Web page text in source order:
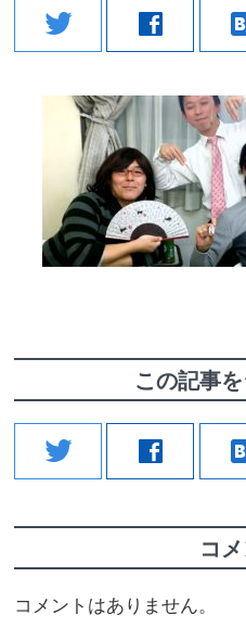
twitter facebook
この記事
twitter facebook
コ
コメントはありません。